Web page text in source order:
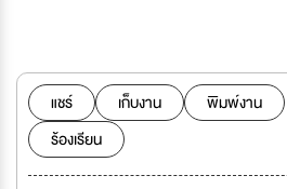
ชั่วโมงทุกวัน สะดวกสบายและราคาไม่แพง
แชร์ เก็บงาน
พิมพ์งาน
ร้องเรียน